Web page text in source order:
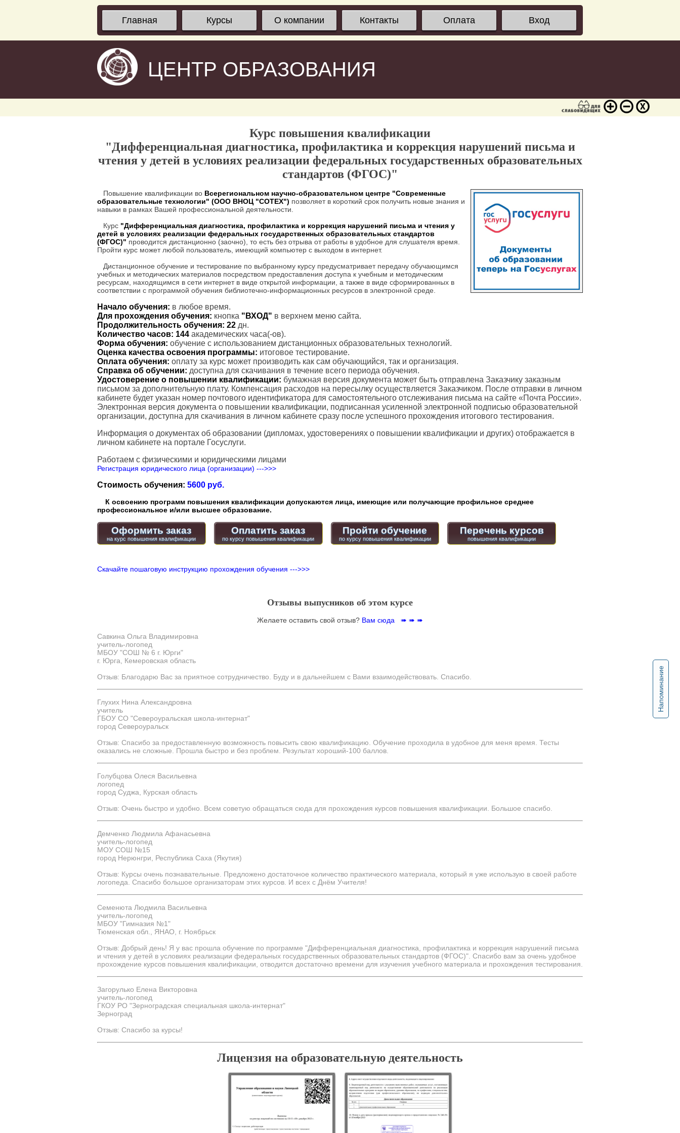
Главная Курсы О компании Контакты Оплата Вход
ЦЕНТР ОБРАЗОВАНИЯ
Напоминание
Курс повышения квалификации
"Дифференциальная диагностика, профилактика и коррекция нарушений письма и
чтения у детей в условиях реализации федеральных государственных образовательных
стандартов (ФГОС)"
Повышение квалификации во Всерегиональном научно-образовательном центре "Современные
образовательные технологии" (ООО ВНОЦ "СОТЕХ") позволяет в короткий срок получить новые знания и
навыки в рамках Вашей профессиональной деятельности.
Курс "Дифференциальная диагностика, профилактика и коррекция нарушений письма и чтения у
детей в условиях реализации федеральных государственных образовательных стандартов
(ФГОС)" проводится дистанционно (заочно), то есть без отрыва от работы в удобное для слушателя время.
Пройти курс может любой пользователь, имеющий компьютер с выходом в интернет.
Дистанционное обучение и тестирование по выбранному курсу предусматривает передачу обучающимся
учебных и методических материалов посредством предоставления доступа к учебным и методическим
ресурсам, находящимся в сети интернет в виде открытой информации, а также в виде сформированных в
соответствии с программой обучения библиотечно-информационных ресурсов в электронной среде.
Начало обучения: в любое время.
Для прохождения обучения: кнопка "ВХОД" в верхнем меню сайта.
Продолжительность обучения: 22 дн.
Количество часов: 144 академических часа(-ов).
Форма обучения: обучение с использованием дистанционных образовательных технологий.
Оценка качества освоения программы: итоговое тестирование.
Оплата обучения: оплату за курс может производить как сам обучающийся, так и организация.
Справка об обучении: доступна для скачивания в течение всего периода обучения.
Удостоверение о повышении квалификации: бумажная версия документа может быть отправлена Заказчику заказным
письмом за дополнительную плату. Компенсация расходов на пересылку осуществляется Заказчиком. После отправки в личном
кабинете будет указан номер почтового идентификатора для самостоятельного отслеживания письма на сайте «Почта России».
Электронная версия документа о повышении квалификации, подписанная усиленной электронной подписью образовательной
организации, доступна для скачивания в личном кабинете сразу после успешного прохождения итогового тестирования.
Информация о документах об образовании (дипломах, удостоверениях о повышении квалификации и других) отображается в
личном кабинете на портале Госуслуги.
Работаем с физическими и юридическими лицами
Регистрация юридического лица (организации) --->>>
Стоимость обучения: 5600 руб.
К освоению программ повышения квалификации допускаются лица, имеющие или получающие профильное среднее
профессиональное и/или высшее образование.
Оформить заказ Оплатить заказ Пройти обучение
по курсу повышения квалификации
Перечень курсов
Скачайте пошаговую инструкцию прохождения обучения --->>>
Отзывы выпусников об этом курсе
Желаете оставить свой отзыв? Вам сюда ➠ ➠ ➠
Савкина Ольга Владимировна
учитель-логопед
МБОУ "СОШ № 6 г. Юрги"
г. Юрга, Кемеровская область
Отзыв: Благодарю Вас за приятное сотрудничество. Буду и в дальнейшем с Вами взаимодействовать. Спасибо.
Глухих Нина Александровна
учитель
ГБОУ СО "Североуральская школа-интернат"
город Североуральск
Отзыв: Спасибо за предоставленную возможность повысить свою квалификацию. Обучение проходила в удобное для меня время. Тесты
оказались не сложные. Прошла быстро и без проблем. Результат хороший-100 баллов.
Голубцова Олеся Васильевна
логопед
город Суджа, Курская область
Отзыв: Очень быстро и удобно. Всем советую обращаться сюда для прохождения курсов повышения квалификации. Большое спасибо.
Демченко Людмила Афанасьевна
учитель-логопед
МОУ СОШ №15
город Нерюнгри, Республика Саха (Якутия)
Отзыв: Курсы очень познавательные. Предложено достаточное количество практического материала, который я уже использую в своей работе
логопеда. Спасибо большое организаторам этих курсов. И всех с Днём Учителя!
Семенюта Людмила Васильевна
учитель-логопед
МБОУ "Гимназия №1"
Тюменская обл., ЯНАО, г. Ноябрьск
Отзыв: Добрый день! Я у вас прошла обучение по программе "Дифференциальная диагностика, профилактика и коррекция нарушений письма
и чтения у детей в условиях реализации федеральных государственных образовательных стандартов (ФГОС)". Спасибо вам за очень удобное
прохождение курсов повышения квалификации, отводится достаточно времени для изучения учебного материала и прохождения тестирования.
Загорулько Елена Викторовна
учитель-логопед
ГКОУ РО "Зерноградская специальная школа-интернат"
Зерноград
Отзыв: Спасибо за курсы!
Лицензия на образовательную деятельность